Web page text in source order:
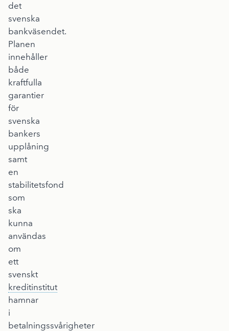
det
svenska
bankväsendet.
Planen
innehåller
både
kraftfulla
garantier
för
svenska
bankers
upplåning
samt
en
stabilitetsfond
som
ska
kunna
användas
om
ett
svenskt
kreditinstitut
hamnar
i
betalningssvårigheter